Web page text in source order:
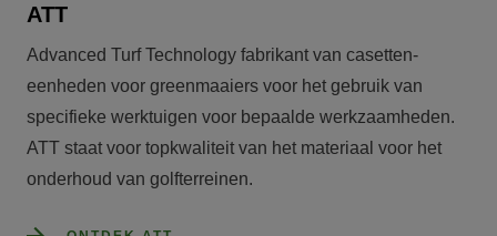
ATT
Advanced Turf Technology fabrikant van casetten-
eenheden voor greenmaaiers voor het gebruik van
specifieke werktuigen voor bepaalde werkzaamheden.
ATT staat voor topkwaliteit van het materiaal voor het
onderhoud van golfterreinen.